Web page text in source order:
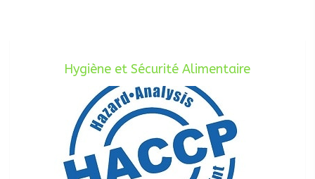
Hygiène et Sécurité Alimentaire